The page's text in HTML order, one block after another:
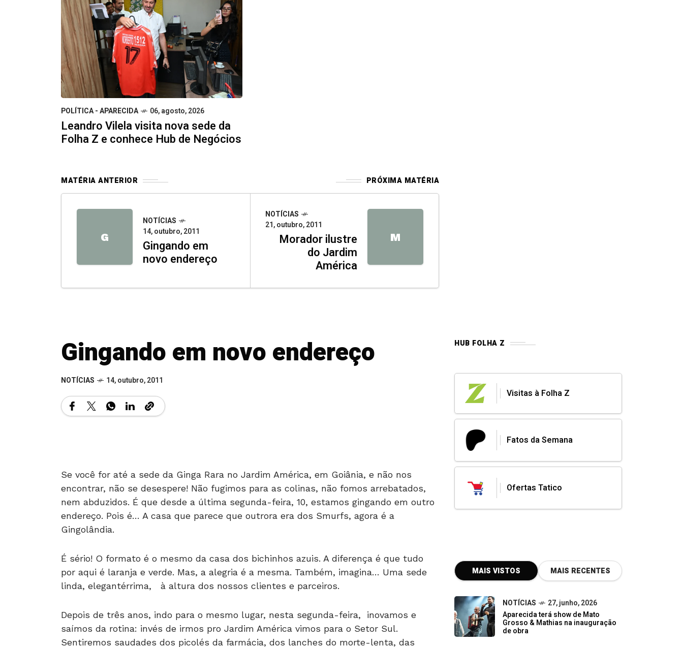
POLÍTICA - APARECIDA 06, agosto, 2026
Leandro Vilela visita nova sede da
Folha Z e conhece Hub de Negócios
MATÉRIA ANTERIOR PRÓXIMA MATÉRIA
G
NOTÍCIAS
14, outubro, 2011
Gingando em
novo endereço
M
NOTÍCIAS
21, outubro, 2011
Morador ilustre
do Jardim
América
Gingando em novo endereço
NOTÍCIAS 14, outubro, 2011
encontrar, não se desespere! Não fugimos para as colinas, não fomos arrebatados,
nem abduzidos. É que desde a última segunda-feira, 10, estamos gingando em outro
endereço. Pois é… A casa que parece que outrora era dos Smurfs, agora é a
Gingolândia.
por aqui é laranja e verde. Mas, a alegria é a mesma. Também, imagina… Uma sede
linda, elegantérrima, à altura dos nossos clientes e parceiros.
saímos da rotina: invés de irmos pro Jardim América vimos para o Setor Sul.
Sentiremos saudades dos picolés da farmácia, dos lanches do morte-lenta, das
meninas da Subway que montavam nosso sanduiche de cor. Mas, nem tudo são
HUB FOLHA Z
Visitas à Folha Z
Fatos da Semana
Ofertas Tatico
NOTÍCIAS
Grosso & Mathias na inauguração
de obra
DESTAQUE